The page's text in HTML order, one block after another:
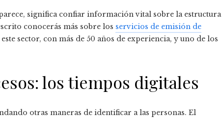
significa confiar información vital sobre la estructura
conocerás más sobre los servicios de emisión de
sector, con más de 50 años de experiencia, y uno de los
los tiempos digitales
otras maneras de identificar a las personas. El